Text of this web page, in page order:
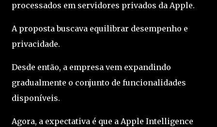
processados em servidores privados da Apple.
A proposta buscava equilibrar desempenho e
privacidade.
Desde então, a empresa vem expandindo
gradualmente o conjunto de funcionalidades
disponíveis.
Agora, a expectativa é que a Apple Intelligence